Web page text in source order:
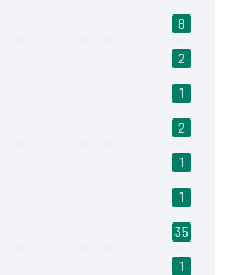
8
2
1
2
1
1
35
1